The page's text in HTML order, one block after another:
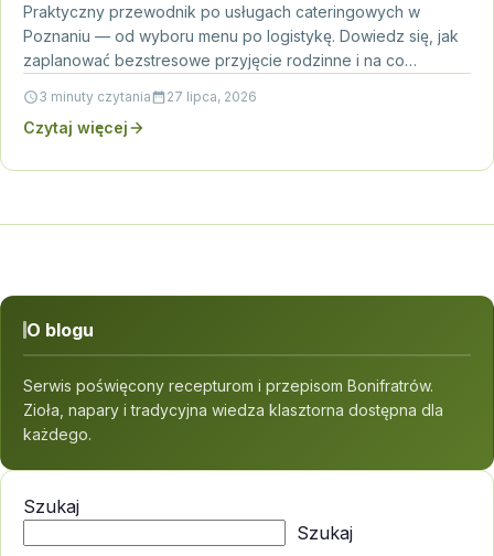
organizacja
Praktyczny przewodnik po usługach cateringowych w
Poznaniu — od wyboru menu po logistykę. Dowiedz się, jak
zaplanować bezstresowe przyjęcie rodzinne i na co
3 minuty czytania 27 lipca, 2026
Czytaj więcej
O blogu
Serwis poświęcony recepturom i przepisom Bonifratrów.
Zioła, napary i tradycyjna wiedza klasztorna dostępna dla
każdego.
Szukaj
Szukaj